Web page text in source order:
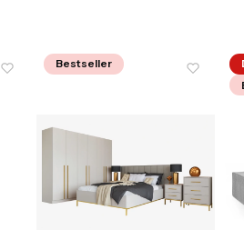
Bestseller